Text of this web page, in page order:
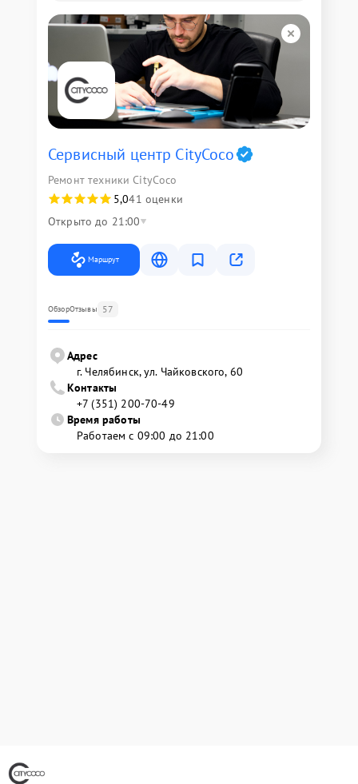
Сервисный центр CityCoco
Ремонт техники CityCoco
5,041 оценки
Открыто до 21:00
Маршрут
ОбзорОтзывы 57
Адрес
г. Челябинск, ул. Чайковского, 60
Контакты
+7 (351) 200-70-49
Время работы
Работаем с 09:00 до 21:00